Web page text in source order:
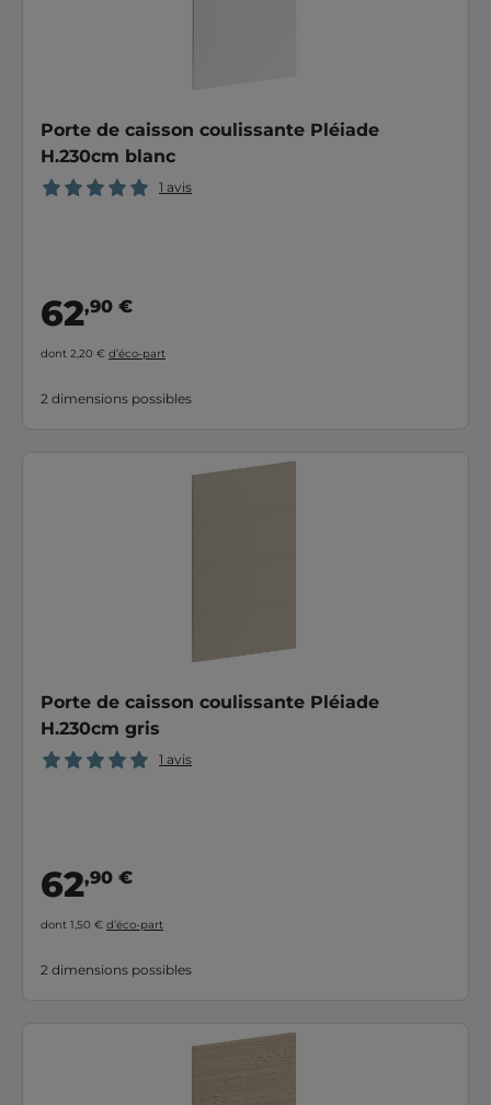
Porte de caisson coulissante Pléiade
H.230cm blanc
1 avis
62,90 €
dont 2,20 € d’éco-part
2 dimensions possibles
Porte de caisson coulissante Pléiade
H.230cm gris
1 avis
62,90 €
dont 1,50 € d’éco-part
2 dimensions possibles